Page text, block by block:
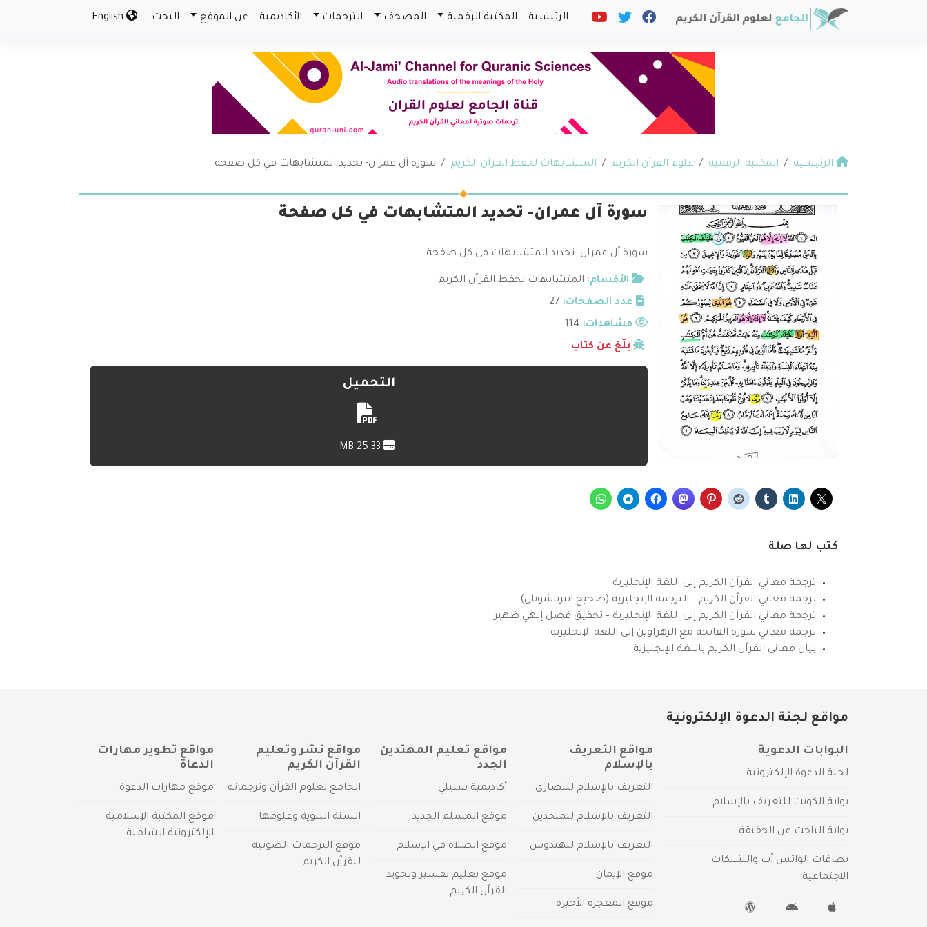
الرئيسية المكتبة الرقمية المصحف الترجمات الأكاديمية عن الموقع البحث
الرئيسية المكتبة الرقمية علوم القرآن الكريم المتشابهات لحفظ القرآن الكريم سورة آل عمران- تحديد المتشابهات في كل صفحة
سورة آل عمران- تحديد المتشابهات في كل صفحة
سورة آل عمران- تحديد المتشابهات في كل صفحة
الأقسام: المتشابهات لحفظ القرآن الكريم
عدد الصفحات: 27
مشاهدات:
بلّغ عن كتاب
التحميل
كتب لها صلة
ترجمة معاني القرآن الكريم إلى اللغة الإنجليزية
ترجمة معاني القرآن الكريم – الترجمة الإنجليزية (صحيح انترناشونال)
ترجمة معاني القرآن الكريم إلى اللغة الإنجليزية – تحقيق فضل إلهي ظهير
ترجمة معاني سورة الفاتحة مع الزهراوين إلى اللغة الإنجليزية
بيان معاني القرآن الكريم باللغة الإنجليزية
مواقع لجنة الدعوة الإلكترونية
البوابات الدعوية
لجنة الدعوة الإلكترونية
بوابة الكويت للتعريف بالإسلام
بوابة الباحث عن الحقيقة
بطاقات الواتس آب والشبكات
الاجتماعية
مواقع التعريف
بالإسلام
التعريف بالإسلام للنصارى
التعريف بالإسلام للملحدين
التعريف بالإسلام للهندوس
موقع الإيمان
موقع المعجزة الأخيرة
مواقع تعليم المهتدين
الجدد
أكاديمية سبيلي
موقع المسلم الجديد
موقع الصلاة في الإسلام
موقع تعليم تفسير وتجويد
القرآن الكريم
مواقع نشر وتعليم
القرآن الكريم
الجامع لعلوم القرآن وترجماته
السنة النبوية وعلومها
موقع الترجمات الصوتية
للقرآن الكريم
مواقع تطوير مهارات
الدعاة
موقع مهارات الدعوة
موقع المكتبة الإسلامية
الإلكترونية الشاملة